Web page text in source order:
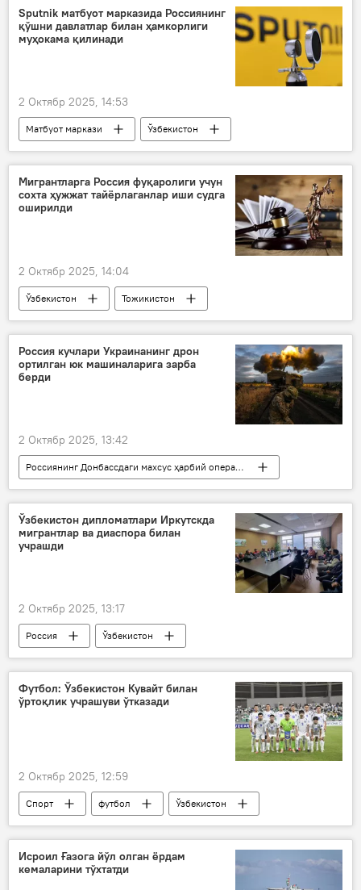
ҳамкорлик Иқтисод
Sputnik матбуот марказида Россиянинг
қўшни давлатлар билан ҳамкорлиги
муҳокама қилинади
2 Октябр 2025, 14:53
Матбуот маркази
Ўзбекистон
Россия
Тошкент
ҳамкорлик
Сиёсат
Мигрантларга Россия фуқаролиги учун
сохта ҳужжат тайёрлаганлар иши судга
оширилди
2 Октябр 2025, 14:04
Ўзбекистон
Тожикистон
Миграция
мигрантлар
суд
Херсон вилояти
фуқаролик
Россия
Россия кучлари Украинанинг дрон
ортилган юк машиналарига зарба
берди
2 Октябр 2025, 13:42
Россиянинг Донбассдаги махсус ҳарбий операцияси
Дунёда
Россия
Украина
ҳарбийлар
Ўзбекистон дипломатлари Иркутскда
мигрантлар ва диаспора билан
учрашди
2 Октябр 2025, 13:17
Россия
Ўзбекистон
Миграция
мигрантлар
Россиядаги элчихона
дипломатлар
учрашув
Футбол: Ўзбекистон Кувайт билан
ўртоқлик учрашуви ўтказади
2 Октябр 2025, 12:59
Спорт футбол
Ўзбекистон
Кувайт
Исроил Ғазога йўл олган ёрдам
кемаларини тўхтатди